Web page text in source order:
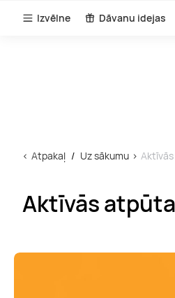
Izvēlne Dāvanu idejas
Atpakaļ Uz sākumu
Aktīvās